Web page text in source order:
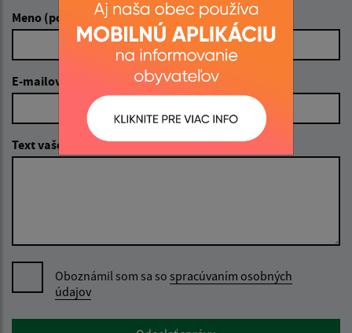
Meno (povinné)
E-mailová adresa (povinné)
Text vašej správy (povinné)
Oboznámil som sa so spracúvaním osobných
údajov
Google reCaptcha Response